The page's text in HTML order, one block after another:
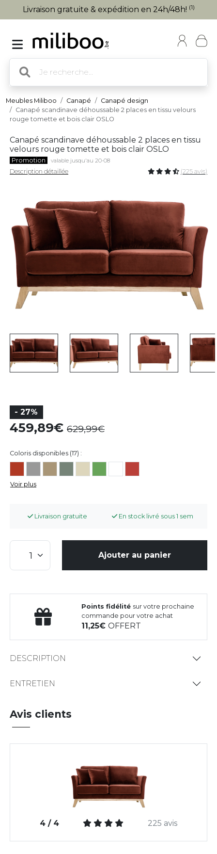
Livraison gratuite & expédition en 24h/48h! (1)
Meubles Miliboo Canapé
Canapé design
Canapé scandinave déhoussable 2 places en tissu velours
rouge tomette et bois clair OSLO
Canapé scandinave déhoussable 2 places en tissu
velours rouge tomette et bois clair OSLO
Promotion valable jusqu'au 20-08
Description détaillée (225 avis)
- 27%
459,89 629,99
Coloris disponibles (17) :
Voir plus
Livraison gratuite En stock livré sous 1 sem
Ajouter au panier
Points fidélité sur votre prochaine
commande pour votre achat
11,25OFFERT
DESCRIPTION
ENTRETIEN
Avis clients
4 / 4 225 avis